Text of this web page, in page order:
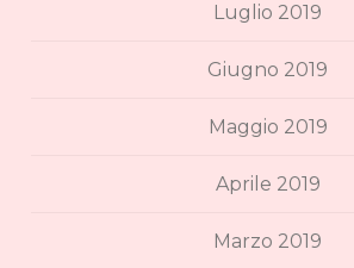
Luglio 2019
Giugno 2019
Maggio 2019
Aprile 2019
Marzo 2019